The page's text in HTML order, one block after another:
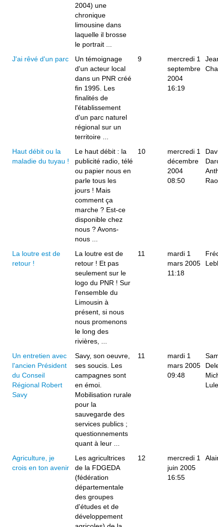
2004) une
chronique
limousine dans
laquelle il brosse
le portrait ...
J'ai rêvé d'un parc
Un témoignage
d'un acteur local
dans un PNR créé
fin 1995. Les
finalités de
l'établissement
d'un parc naturel
régional sur un
territoire ...
9
mercredi 1
septembre
2004
16:19
Haut débit ou la
maladie du tuyau !
Le haut débit : la
publicité radio, télé
ou papier nous en
parle tous les
jours ! Mais
comment ça
marche ? Est-ce
disponible chez
nous ? Avons-
nous ...
10
mercredi 1
décembre
2004
08:50
La loutre est de
retour !
La loutre est de
retour ! Et pas
seulement sur le
logo du PNR ! Sur
l'ensemble du
Limousin à
présent, si nous
nous promenons
le long des
rivières, ...
11
mardi 1
mars 2005
11:18
Un entretien avec
l'ancien Président
du Conseil
Régional Robert
Savy
Savy, son oeuvre,
ses soucis. Les
campagnes sont
en émoi.
Mobilisation rurale
pour la
sauvegarde des
services publics ;
questionnements
quant à leur ...
11
mardi 1
mars 2005
09:48
Agriculture, je
crois en ton avenir
Les agricultrices
de la FDGEDA
(fédération
départementale
des groupes
d'études et de
développement
12
mercredi 1
juin 2005
16:55